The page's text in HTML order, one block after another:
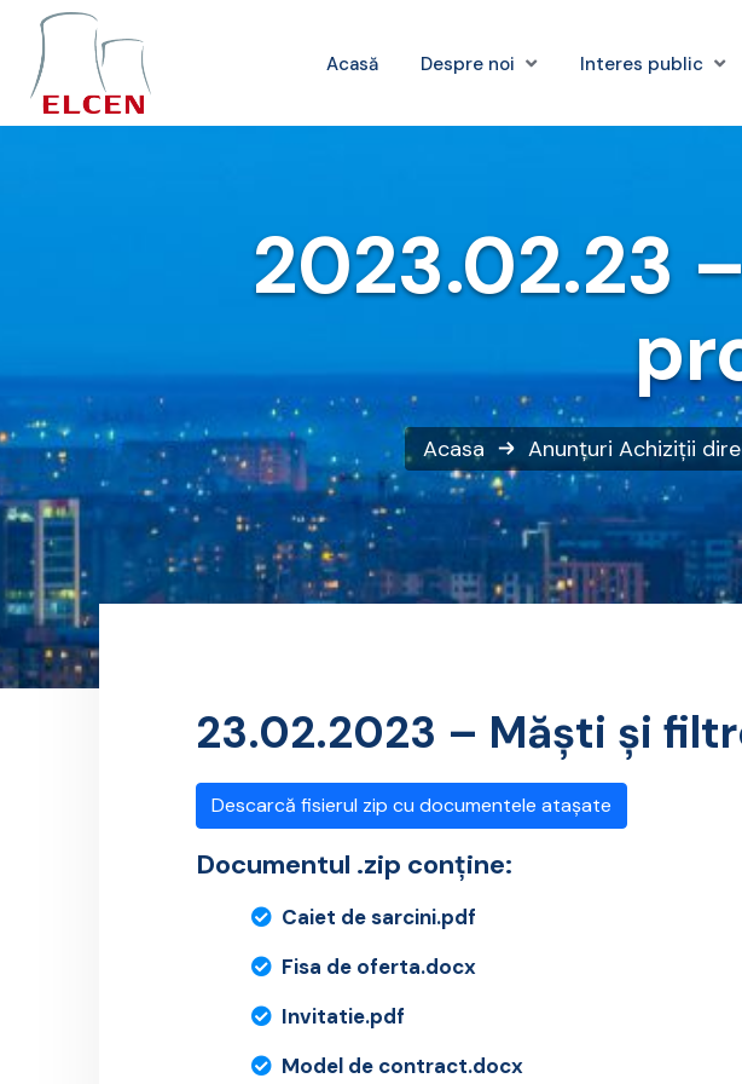
Acasă Despre noi Interes public
2023.02.23
Acasa Anunțuri Achiziții
23.02.2023 – Măști și
Descarcă fisierul zip cu documentele atașate
Documentul .zip conține:
Caiet de sarcini.pdf
Fisa de oferta.docx
Invitatie.pdf
Model de contract.docx